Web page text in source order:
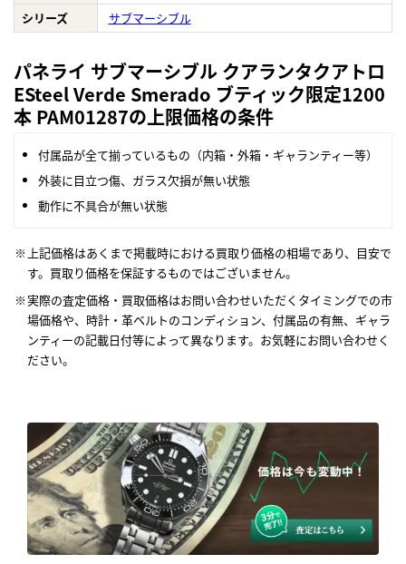
シリーズ
サブマーシブル
パネライ サブマーシブル クアランタクアトロ
ESteel Verde Smerado ブティック限定1200
本 PAM01287の上限価格の条件
付属品が全て揃っているもの（内箱・外箱・ギャランティー等）
外装に目立つ傷、ガラス欠損が無い状態
動作に不具合が無い状態
上記価格はあくまで掲載時における買取り価格の相場であり、目安で
す。買取り価格を保証するものではございません。
実際の査定価格・買取価格はお問い合わせいただくタイミングでの市
場価格や、時計・革ベルトのコンディション、付属品の有無、ギャラ
ンティーの記載日付等によって異なります。お気軽にお問い合わせく
ださい。